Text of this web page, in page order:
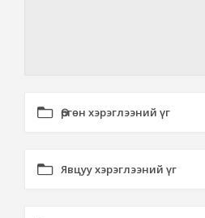
Өргөн хэрэглээний үг
Явцуу хэрэглээний үг